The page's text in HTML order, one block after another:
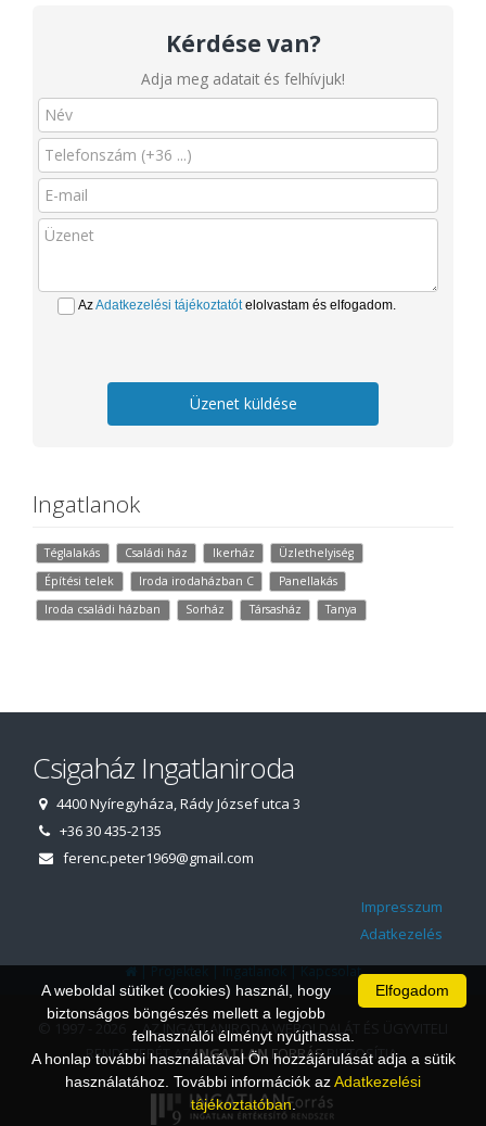
Kérdése van?
Adja meg adatait és felhívjuk!
AzAdatkezelési tájékoztatótelolvastam és elfogadom.
Üzenet küldése
Ingatlanok
Téglalakás Családi ház Ikerház
Üzlethelyiség
Építési telek
Iroda irodaházban C
Panellakás
Iroda családi házban
Sorház Társasház Tanya
Csigaház Ingatlaniroda
4400 Nyíregyháza, Rády József utca 3
+36 30 435-2135
ferenc.peter1969@gmail.com
Impresszum
Adatkezelés
|Projektek|Ingatlanok|Kapcsolat
© 1997 - 2026 AZ INGATLANIRODA WEBOLDALÁT ÉS ÜGYVITELI
RENDSZERÉT AZINGATLAN FORRÁSBIZTOSÍTJA.
Elfogadom
A weboldal sütiket (cookies) használ, hogy
biztonságos böngészés mellett a legjobb
felhasználói élményt nyújthassa.
A honlap további használatával Ön hozzájárulását adja a sütik
használatához. További információk azAdatkezelési
tájékoztatóban.